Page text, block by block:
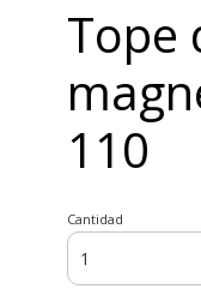
Tope
110
Cantidad